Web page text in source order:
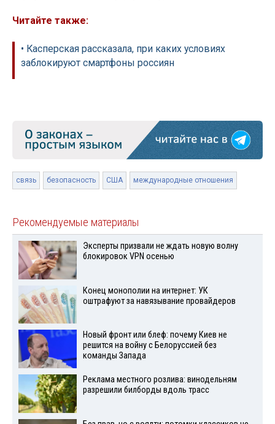
Читайте также:
• Касперская рассказала, при каких условиях
заблокируют смартфоны россиян
связь безопасность США международные отношения
Рекомендуемые материалы
Эксперты призвали не ждать новую волну
блокировок VPN осенью
Конец монополии на интернет: УК
оштрафуют за навязывание провайдеров
Новый фронт или блеф: почему Киев не
решится на войну с Белоруссией без
команды Запада
Реклама местного розлива: винодельням
разрешили билборды вдоль трасс